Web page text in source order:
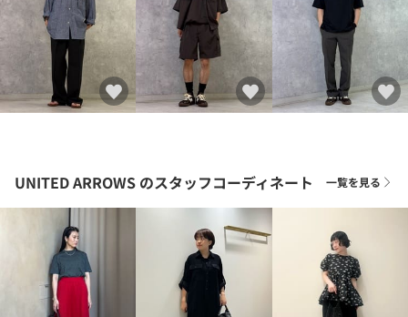
UNITED ARROWS のスタッフコーディネート 一覧を見る